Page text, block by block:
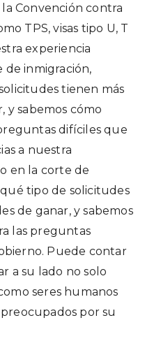
Convención contra
TPS, visas tipo U, T
experiencia
de inmigración,
tienen más
y sabemos cómo
difíciles que
a nuestra
en la corte de
tipo de solicitudes
de ganar, y sabemos
las preguntas
Puede contar
a su lado no solo
seres humanos
por su